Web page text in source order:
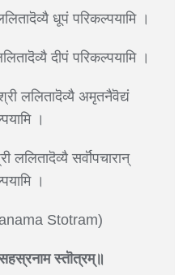
धूपं परिकल्पयामि ।
दीपं परिकल्पयामि ।
ललितादॆव्यै अमृतनैवॆद्यं
।
ललितादॆव्यै सर्वॊपचारान्
।
Stotram)
स्तॊत्रम्॥